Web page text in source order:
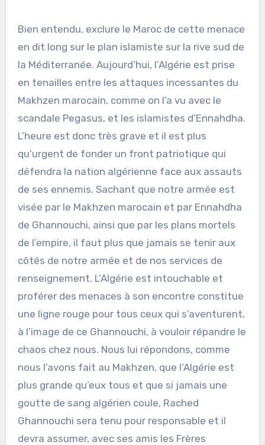
Bien entendu, exclure le Maroc de cette menace
en dit long sur le plan islamiste sur la rive sud de
la Méditerranée. Aujourd’hui, l’Algérie est prise
en tenailles entre les attaques incessantes du
Makhzen marocain, comme on l’a vu avec le
scandale Pegasus, et les islamistes d’Ennahdha.
L’heure est donc très grave et il est plus
qu’urgent de fonder un front patriotique qui
défendra la nation algérienne face aux assauts
de ses ennemis. Sachant que notre armée est
visée par le Makhzen marocain et par Ennahdha
de Ghannouchi, ainsi que par les plans mortels
de l’empire, il faut plus que jamais se tenir aux
côtés de notre armée et de nos services de
renseignement. L’Algérie est intouchable et
proférer des menaces à son encontre constitue
une ligne rouge pour tous ceux qui s’aventurent,
à l’image de ce Ghannouchi, à vouloir répandre le
chaos chez nous. Nous lui répondons, comme
nous l’avons fait au Makhzen, que l’Algérie est
plus grande qu’eux tous et que si jamais une
goutte de sang algérien coule, Rached
Ghannouchi sera tenu pour responsable et il
devra assumer, avec ses amis les Frères